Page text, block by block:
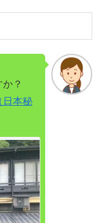
？
日本秘